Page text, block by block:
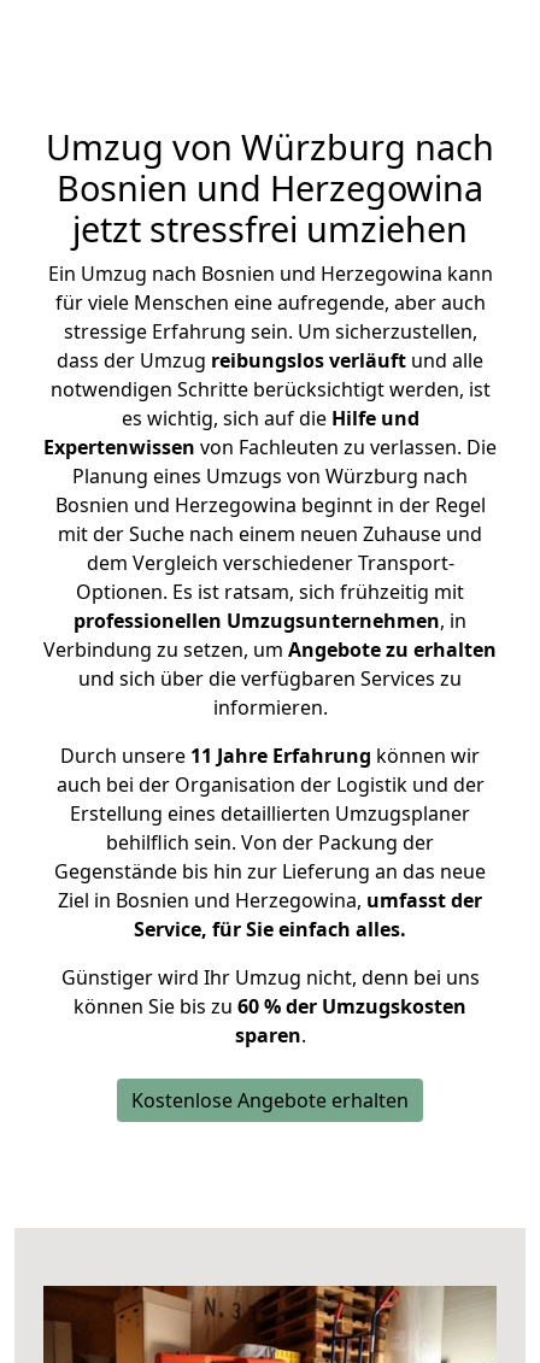
Umzug von Würzburg nach
Bosnien und Herzegowina
jetzt stressfrei umziehen
Ein Umzug nach Bosnien und Herzegowina kann
für viele Menschen eine aufregende, aber auch
stressige Erfahrung sein. Um sicherzustellen,
dass der Umzug reibungslosverläuft und alle
notwendigen Schritte berücksichtigt werden, ist
es wichtig, sich auf die Hilfe und
Expertenwissen von Fachleuten zu verlassen. Die
Planung eines Umzugs von Würzburg nach
Bosnien und Herzegowina beginnt in der Regel
mit der Suche nach einem neuen Zuhause und
dem Vergleich verschiedener Transport-
Optionen. Es ist ratsam, sich frühzeitig mit
professionellen Umzugsunternehmen, in
Verbindung zu setzen, um Angebote zu erhalten
und sich über die verfügbaren Services zu
informieren.
Durch unsere 11 Jahre Erfahrung können wir
auch bei der Organisation der Logistik und der
Erstellung eines detaillierten Umzugsplaner
behilflich sein. Von der Packung der
Gegenstände bis hin zur Lieferung an das neue
Ziel in Bosnien und Herzegowina, umfasst der
Service, für Sie einfach alles.
Günstiger wird Ihr Umzug nicht, denn bei uns
können Sie bis zu 60 % der Umzugskosten
sparen.
Kostenlose Angebote erhalten